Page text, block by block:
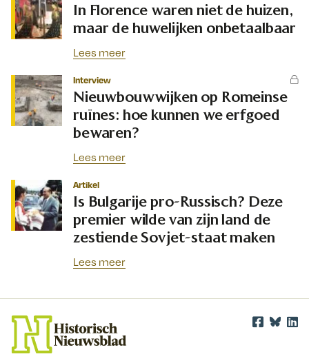
In Florence waren niet de huizen,
maar de huwelijken onbetaalbaar
Lees meer
Interview
Nieuwbouwwijken op Romeinse
ruïnes: hoe kunnen we erfgoed
bewaren?
Lees meer
Artikel
Is Bulgarije pro-Russisch? Deze
premier wilde van zijn land de
zestiende Sovjet-staat maken
Lees meer